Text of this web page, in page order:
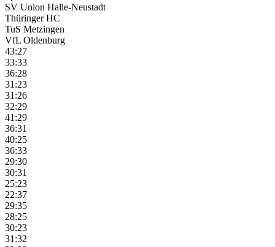
SV Union Halle-Neustadt
Thüringer HC
TuS Metzingen
VfL Oldenburg
43:27
33:33
36:28
31:23
31:26
32:29
41:29
36:31
40:25
36:33
29:30
30:31
25:23
22:37
29:35
28:25
30:23
31:32